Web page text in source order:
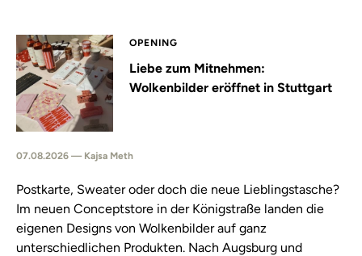
OPENING
Liebe zum Mitnehmen:
Wolkenbilder eröffnet in Stuttgart
07.08.2026 — Kajsa Meth
Postkarte, Sweater oder doch die neue Lieblingstasche?
Im neuen Conceptstore in der Königstraße landen die
eigenen Designs von Wolkenbilder auf ganz
unterschiedlichen Produkten. Nach Augsburg und